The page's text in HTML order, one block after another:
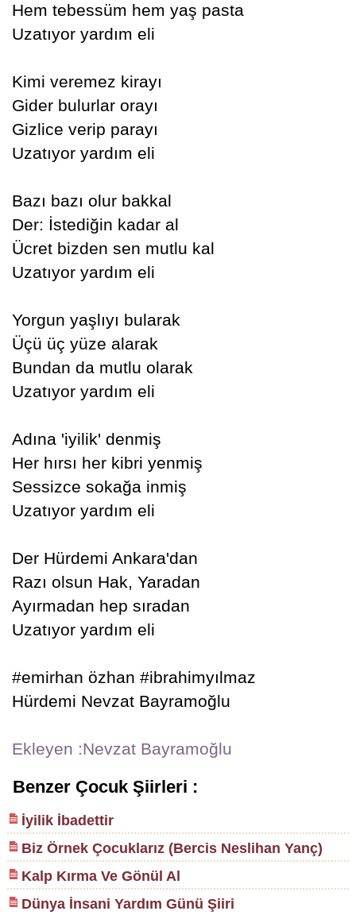
Hem tebessüm hem yaş pasta
Uzatıyor yardım eli
Kimi veremez kirayı
Gider bulurlar orayı
Gizlice verip parayı
Uzatıyor yardım eli
Bazı bazı olur bakkal
Der: İstediğin kadar al
Ücret bizden sen mutlu kal
Uzatıyor yardım eli
Yorgun yaşlıyı bularak
Üçü üç yüze alarak
Bundan da mutlu olarak
Uzatıyor yardım eli
Adına 'iyilik' denmiş
Her hırsı her kibri yenmiş
Sessizce sokağa inmiş
Uzatıyor yardım eli
Der Hürdemi Ankara'dan
Razı olsun Hak, Yaradan
Ayırmadan hep sıradan
Uzatıyor yardım eli
#emirhan özhan #ibrahimyılmaz
Hürdemi Nevzat Bayramoğlu
Ekleyen :Nevzat Bayramoğlu
Benzer Çocuk Şiirleri :
İyilik İbadettir
Biz Örnek Çocuklarız (Bercis Neslihan Yanç)
Kalp Kırma Ve Gönül Al
Dünya İnsani Yardım Günü Şiiri